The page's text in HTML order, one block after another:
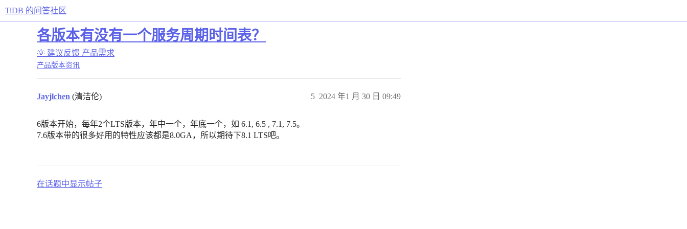
TiDB 的问答社区
各版本有没有一个服务周期时间表？
🌞 建议反馈 产品需求
产品版本资讯
Jayjlchen (清洁伦) 2024 年1 月 30 日 09:49
5
6版本开始，每年2个LTS版本，年中一个，年底一个，如 6.1, 6.5 , 7.1, 7.5。
7.6版本带的很多好用的特性应该都是8.0GA，所以期待下8.1 LTS吧。
在话题中显示帖子